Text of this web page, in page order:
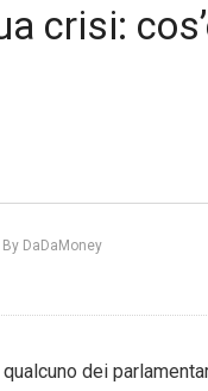
crisi:
By DaDaMoney
qualcuno dei